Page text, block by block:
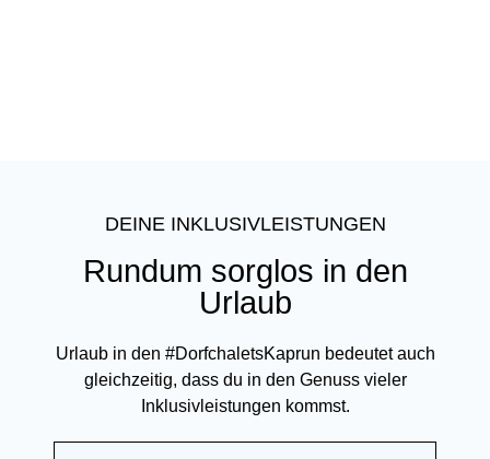
DEINE INKLUSIVLEISTUNGEN
Rundum sorglos in den
Urlaub
Urlaub in den #DorfchaletsKaprun bedeutet auch
gleichzeitig, dass du in den Genuss vieler
Inklusivleistungen kommst.